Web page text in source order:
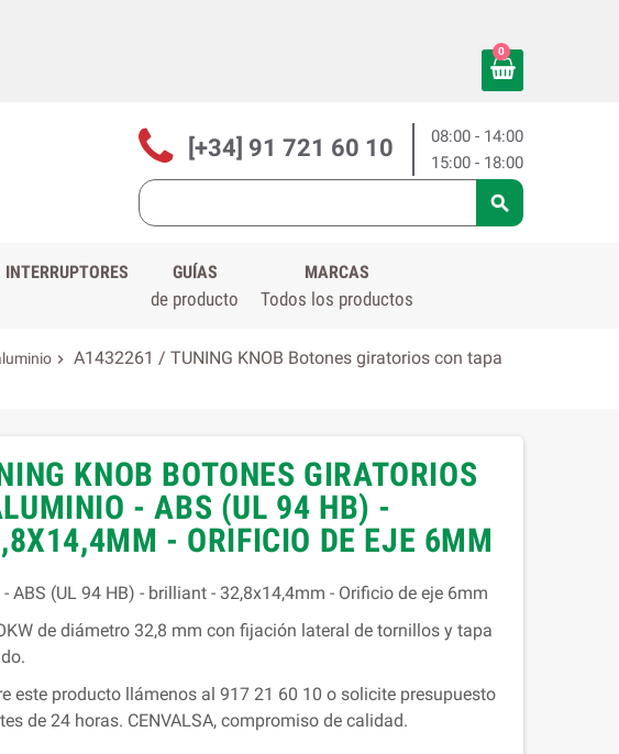
0
08:00 - 14:00
15:00 - 18:00
[+34] 91 721 60 10

INTERRUPTORES GUÍAS
de producto
MARCAS
Todos los productos
 A1432261 / TUNING KNOB Botones giratorios con tapa
KNOB BOTONES GIRATORIOS
- ABS (UL 94 HB) -
- ORIFICIO DE EJE 6MM
ABS (UL 94 HB) - brilliant - 32,8x14,4mm - Orificio de eje 6mm
de diámetro 32,8 mm con fijación lateral de tornillos y tapa
este producto llámenos al 917 21 60 10 o solicite presupuesto
de 24 horas. CENVALSA, compromiso de calidad.